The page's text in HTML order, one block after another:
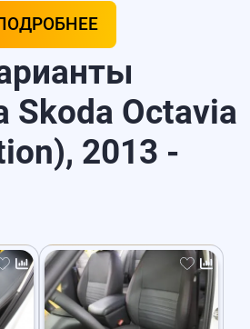
Skoda Octavia
2013 -